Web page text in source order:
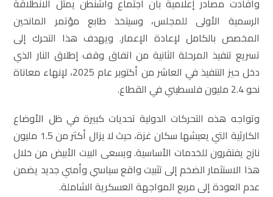
وأفادت مصادر إعلامية بأن اجتماع واشنطن يمثل الانطلاقة
الرسمية الأولى للمجلس، وسيتخذ طابع مؤتمر المانحين
المخصص بالكامل لإعادة الإعمار. ويهدف هذا التحرك إلى
تسريع تنفيذ المرحلة الثانية من اتفاق وقف إطلاق النار الذي
دخل حيز التنفيذ في العاشر من أكتوبر عام 2025، لإنهاء معاناة
نحو 2.4 مليون فلسطيني في القطاع.
وتواجه هذه التحركات الدولية تحديات كبيرة في ظل الأوضاع
الكارثية التي يعيشها سكان غزة، حيث لا يزال أكثر من 1.5 مليون
نازح يفتقرون للخدمات الأساسية. ويسعى البيت الأبيض من خلال
هذا الاستثمار الضخم إلى تثبيت واقع سياسي وأمني جديد يضمن
عدم العودة إلى مربع المواجهة العسكرية الشاملة.